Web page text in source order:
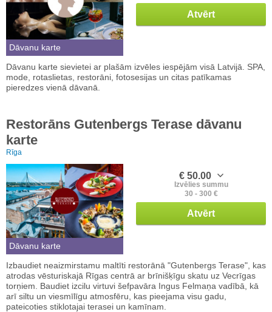
Dāvanu karte
Atvērt
Dāvanu karte sievietei ar plašām izvēles iespējām visā Latvijā. SPA,
mode, rotaslietas, restorāni, fotosesijas un citas patīkamas
pieredzes vienā dāvanā.
Restorāns Gutenbergs Terase dāvanu
karte
Rīga
Dāvanu karte
€ 50.00
Izvēlies summu
30 - 300 €
Atvērt
Izbaudiet neaizmirstamu maltīti restorānā "Gutenbergs Terase", kas
atrodas vēsturiskajā Rīgas centrā ar brīnišķīgu skatu uz Vecrīgas
torņiem. Baudiet izcilu virtuvi šefpavāra Ingus Felmaņa vadībā, kā
arī siltu un viesmīlīgu atmosfēru, kas pieejama visu gadu,
pateicoties stiklotajai terasei un kamīnam.